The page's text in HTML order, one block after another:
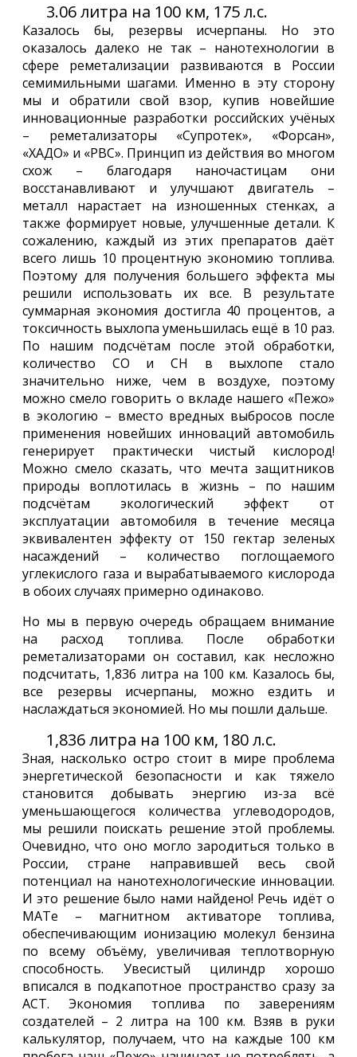
3.06 литра на 100 км, 175 л.с.
Казалось бы, резервы исчерпаны. Но это
оказалось далеко не так – нанотехнологии в
сфере реметализации развиваются в России
семимильными шагами. Именно в эту сторону
мы и обратили свой взор, купив новейшие
инновационные разработки российских учёных
– реметализаторы «Супротек», «Форсан»,
«ХАДО» и «РВС». Принцип из действия во многом
схож – благодаря наночастицам они
восстанавливают и улучшают двигатель –
металл нарастает на изношенных стенках, а
также формирует новые, улучшенные детали. К
сожалению, каждый из этих препаратов даёт
всего лишь 10 процентную экономию топлива.
Поэтому для получения большего эффекта мы
решили использовать их все. В результате
суммарная экономия достигла 40 процентов, а
токсичность выхлопа уменьшилась ещё в 10 раз.
По нашим подсчётам после этой обработки,
количество CO и CH в выхлопе стало
значительно ниже, чем в воздухе, поэтому
можно смело говорить о вкладе нашего «Пежо»
в экологию – вместо вредных выбросов после
применения новейших инноваций автомобиль
генерирует практически чистый кислород!
Можно смело сказать, что мечта защитников
природы воплотилась в жизнь – по нашим
подсчётам экологический эффект от
эксплуатации автомобиля в течение месяца
эквивалентен эффекту от 150 гектар зеленых
насаждений – количество поглощаемого
углекислого газа и вырабатываемого кислорода
в обоих случаях примерно одинаково.
Но мы в первую очередь обращаем внимание
на расход топлива. После обработки
реметализаторами он составил, как несложно
подсчитать, 1,836 литра на 100 км. Казалось бы,
все резервы исчерпаны, можно ездить и
наслаждаться экономией. Но мы пошли дальше.
1,836 литра на 100 км, 180 л.с.
Зная, насколько остро стоит в мире проблема
энергетической безопасности и как тяжело
становится добывать энергию из-за всё
уменьшающегося количества углеводородов,
мы решили поискать решение этой проблемы.
Очевидно, что оно могло зародиться только в
России, стране направившей весь свой
потенциал на нанотехнологические инновации.
И это решение было нами найдено! Речь идёт о
МАТе – магнитном активаторе топлива,
обеспечивающим ионизацию молекул бензина
по всему объёму, увеличивая теплотворную
способность. Увесистый цилиндр хорошо
вписался в подкапотное пространство сразу за
АСТ. Экономия топлива по заверениям
создателей – 2 литра на 100 км. Взяв в руки
калькулятор, получаем, что на каждые 100 км